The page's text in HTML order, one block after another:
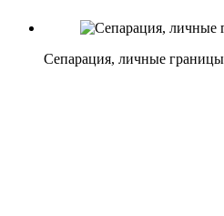
Сепарация, личные